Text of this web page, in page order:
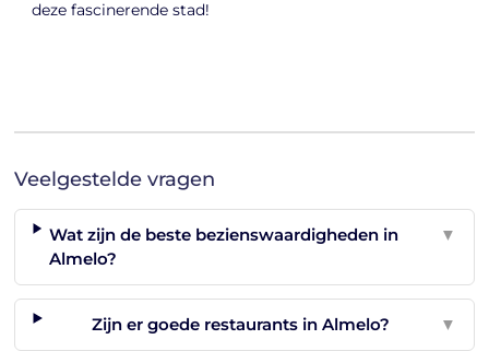
deze fascinerende stad!
Veelgestelde vragen
Wat zijn de beste bezienswaardigheden in
Almelo?
▼
Zijn er goede restaurants in Almelo? ▼